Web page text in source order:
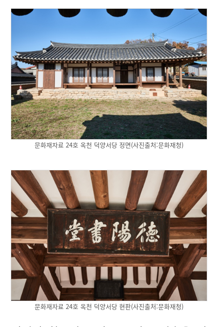
문화재자료 24호 옥천 덕양서당 정면(사진출처:문화재청)
문화재자료 24호 옥천 덕양서당 현판(사진출처:문화재청)